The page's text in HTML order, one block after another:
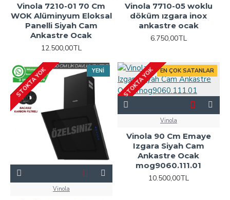
Vinola 7210-01 70 Cm
WOK Alüminyum Eloksal
Panelli Siyah Cam
Ankastre Ocak
12.500,00TL
Vinola 7710-05 woklu
döküm ızgara inox
ankastre ocak
6.750,00TL
YENI
STOKTA YOK
Vinola
EN ÇOK SATANLAR
STOKTA YOK
Vinola
Vinola 90 Cm Emaye
Izgara Siyah Cam
Ankastre Ocak
mog9060.111.01
10.500,00TL